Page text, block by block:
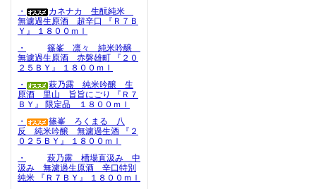
・
カネナカ 生酛純米
無濾過生原酒 超辛口 『Ｒ７Ｂ
Ｙ』 １８００ｍｌ
・
篠峯 凛々 純米吟醸
無濾過生原酒 赤磐雄町 『２０
２５ＢＹ』 １８００ｍｌ
・
萩乃露 純米吟醸 生
原酒 里山 旨旨にごり 『Ｒ７
ＢＹ』 限定品 １８００ｍｌ
・
篠峯 ろくまる 八
反 純米吟醸 無濾過生酒 『２
０２５ＢＹ』 １８００ｍｌ
・
萩乃露 槽場直汲み 中
汲み 無濾過生原酒 辛口特別
純米 『Ｒ７ＢＹ』 １８００ｍｌ